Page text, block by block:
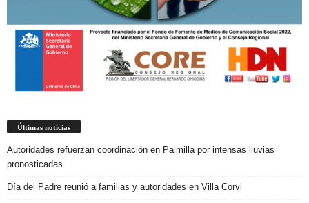
Últimas noticias
Autoridades refuerzan coordinación en Palmilla por intensas lluvias
pronosticadas.
Día del Padre reunió a familias y autoridades en Villa Corvi